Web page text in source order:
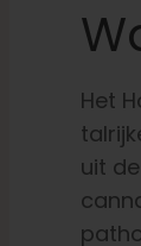
Het
uit de